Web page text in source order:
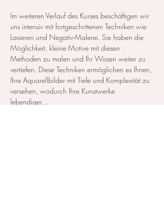
Im weiteren Verlauf des Kurses beschäftigen wir
uns intensiv mit fortgeschrittenen Techniken wie
Lasieren und Negativ-Malerei. Sie haben die
Möglichkeit, kleine Motive mit diesen
Methoden zu malen und Ihr Wissen weiter zu
vertiefen. Diese Techniken ermöglichen es Ihnen,
Ihre Aquarellbilder mit Tiefe und Komplexität zu
versehen, wodurch Ihre Kunstwerke
lebendiger…